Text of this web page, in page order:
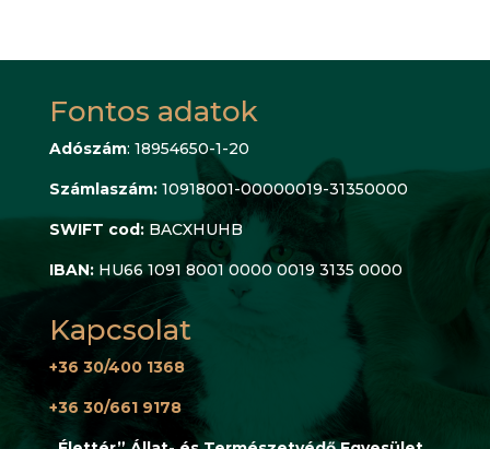
Fontos adatok
Adószám: 18954650-1-20
Számlaszám: 10918001-00000019-31350000
SWIFT cod: BACXHUHB
IBAN: HU66 1091 8001 0000 0019 3135 0000
Kapcsolat
+36 30/400 1368
+36 30/661 9178